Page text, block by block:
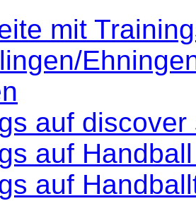
mit
auf discover
auf
auf